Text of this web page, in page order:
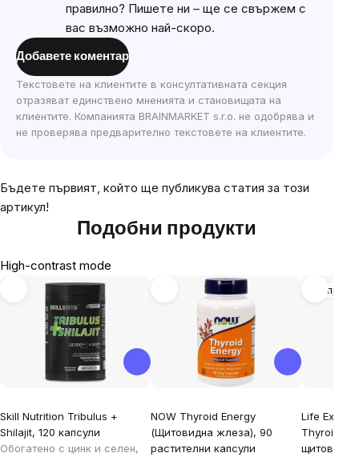
правилно? Пишете ни – ще се свържем с
вас възможно най-скоро.
Добавете коментар
Текстовете на клиентите в консултативната секция
отразяват единствено мненията и становищата на
клиентите. Компанията BRAINMARKET s.r.o. не одобрява и
не проверява предварително текстовете на клиентите.
Бъдете първият, който ще публикува статия за този
артикул!
Подобни продукти
High-contrast mode
Skill Nutrition Tribulus +
Shilajit, 120 капсули
Обогатено с цинк и селен,
NOW Thyroid Energy
(Щитовидна жлеза), 90
растителни капсули
Life
Thyroid,